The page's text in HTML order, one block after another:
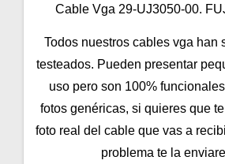
Cable Vga 29-UJ3050-00.
Todos nuestros cables vga han
testeados. Pueden presentar
uso pero son 100%
fotos genéricas, si quieres que
foto real del cable que vas a
problema te la